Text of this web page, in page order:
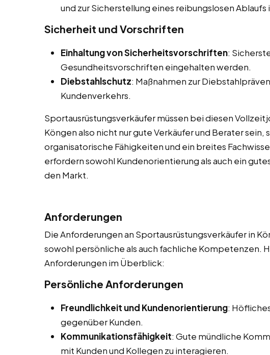
und zur Sicherstellung eines reibungslosen Ablaufs
Sicherheit und Vorschriften
Einhaltung von Sicherheitsvorschriften:
Gesundheitsvorschriften eingehalten werden.
Diebstahlschutz: Maßnahmen zur
Kundenverkehrs.
Sportausrüstungsverkäufer müssen bei diesen
Köngen also nicht nur gute Verkäufer und Berater sein,
organisatorische Fähigkeiten und ein breites
erfordern sowohl Kundenorientierung als auch ein
den Markt.
Anforderungen
Die Anforderungen an Sportausrüstungsverkäufer in
sowohl persönliche als auch fachliche Kompetenzen.
Anforderungen im Überblick:
Persönliche Anforderungen
Freundlichkeit und Kundenorientierung:
gegenüber Kunden.
Kommunikationsfähigkeit: Gute mündliche
mit Kunden und Kollegen zu interagieren.